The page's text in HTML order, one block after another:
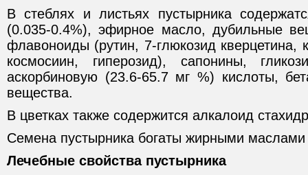
В стеблях и листьях пустырника
(0.035-0.4%), эфирное масло, дубильные
флавоноиды (рутин, 7-глюкозид кверцетина,
космосиин, гиперозид), сапонины,
аскорбиновую (23.6-65.7 мг %) кислоты,
вещества.
В цветках также содержится алкалоид
Семена пустырника богаты жирными
Лечебные свойства пустырника